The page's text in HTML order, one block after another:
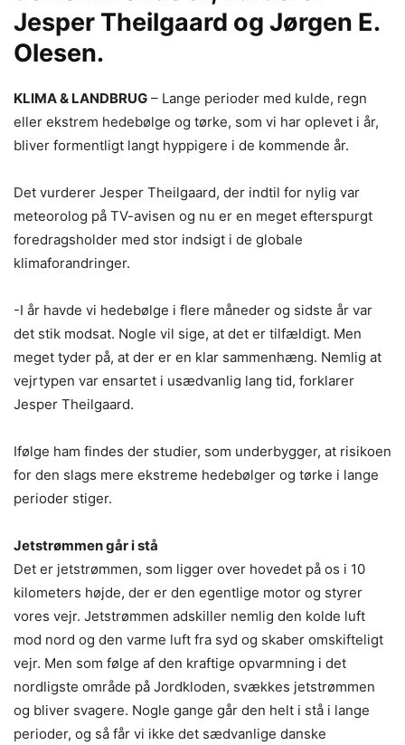
Jesper Theilgaard og Jørgen E.
Olesen.
KLIMA & LANDBRUG – Lange perioder med kulde, regn
eller ekstrem hedebølge og tørke, som vi har oplevet i år,
bliver formentligt langt hyppigere i de kommende år.
Det vurderer Jesper Theilgaard, der indtil for nylig var
meteorolog på TV-avisen og nu er en meget efterspurgt
foredragsholder med stor indsigt i de globale
klimaforandringer.
-I år havde vi hedebølge i flere måneder og sidste år var
det stik modsat. Nogle vil sige, at det er tilfældigt. Men
meget tyder på, at der er en klar sammenhæng. Nemlig at
vejrtypen var ensartet i usædvanlig lang tid, forklarer
Jesper Theilgaard.
Ifølge ham findes der studier, som underbygger, at risikoen
for den slags mere ekstreme hedebølger og tørke i lange
perioder stiger.
Jetstrømmen går i stå
Det er jetstrømmen, som ligger over hovedet på os i 10
kilometers højde, der er den egentlige motor og styrer
vores vejr. Jetstrømmen adskiller nemlig den kolde luft
mod nord og den varme luft fra syd og skaber omskifteligt
vejr. Men som følge af den kraftige opvarmning i det
nordligste område på Jordkloden, svækkes jetstrømmen
og bliver svagere. Nogle gange går den helt i stå i lange
perioder, og så får vi ikke det sædvanlige danske